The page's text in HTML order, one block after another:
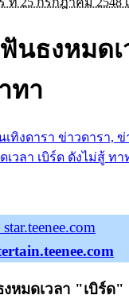
ธงหมดเ
ทา
เทิงดารา ข่าวดารา, ข่
วลา เบิร์ด ดังไม่สู้ ทา
หมดเวลา "เบิร์ด"